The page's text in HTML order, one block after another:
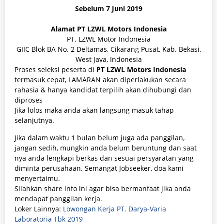
Sebelum 7 Juni 2019
Alamat PT LZWL Motors Indonesia
PT. LZWL Motor Indonesia
GIIC Blok BA No. 2 Deltamas, Cikarang Pusat, Kab. Bekasi,
West Java, Indonesia
Proses seleksi peserta di PT LZWL Motors Indonesia
termasuk cepat, LAMARAN akan diperlakukan secara
rahasia & hanya kandidat terpilih akan dihubungi dan
diproses
Jika lolos maka anda akan langsung masuk tahap
selanjutnya.
Jika dalam waktu 1 bulan belum juga ada panggilan,
jangan sedih, mungkin anda belum beruntung dan saat
nya anda lengkapi berkas dan sesuai persyaratan yang
diminta perusahaan. Semangat Jobseeker, doa kami
menyertaimu.
Silahkan share info ini agar bisa bermanfaat jika anda
mendapat panggilan kerja.
Loker Lainnya: Lowongan Kerja PT. Darya-Varia
Laboratoria Tbk 2019